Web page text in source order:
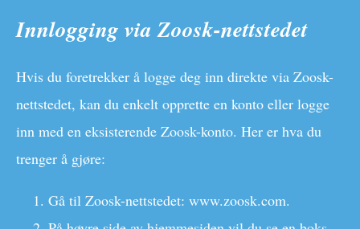
Innlogging via Zoosk-nettstedet
Hvis du foretrekker å logge deg inn direkte via Zoosk-
nettstedet, kan du enkelt opprette en konto eller logge
inn med en eksisterende Zoosk-konto. Her er hva du
trenger å gjøre:
Gå til Zoosk-nettstedet: www.zoosk.com.